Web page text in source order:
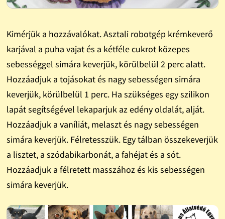
Kimérjük a hozzávalókat. Asztali robotgép krémkeverő
karjával a puha vajat és a kétféle cukrot közepes
sebességgel simára keverjük, körülbelül 2 perc alatt.
Hozzáadjuk a tojásokat és nagy sebességen simára
keverjük, körülbelül 1 perc. Ha szükséges egy szilikon
lapát segítségével lekaparjuk az edény oldalát, alját.
Hozzáadjuk a vaníliát, melaszt és nagy sebességen
simára keverjük. Félretesszük. Egy tálban összekeverjük
a lisztet, a szódabikarbonát, a fahéjat és a sót.
Hozzáadjuk a félretett masszához és kis sebességen
simára keverjük.